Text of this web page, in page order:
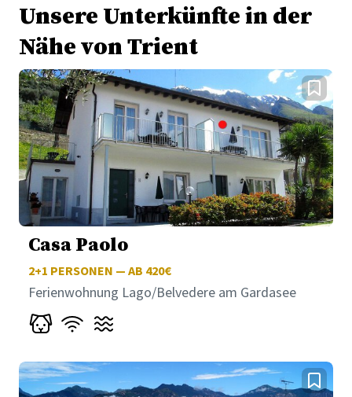
Unsere Unterkünfte in der
Nähe von Trient
Casa Paolo
2+1 PERSONEN — AB 420€
Ferienwohnung Lago/Belvedere am Gardasee